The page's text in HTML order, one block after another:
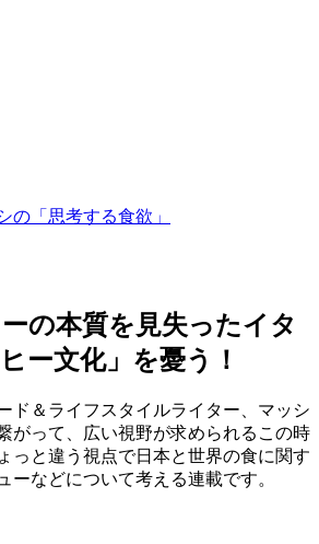
の「思考する食欲」
の本質を見失ったイタ
ー文化」を憂う！
ド＆ライフスタイルライター、マッシ
がって、広い視野が求められるこの時
っと違う視点で日本と世界の食に関す
ーなどについて考える連載です。